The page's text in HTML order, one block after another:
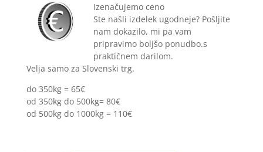
Izenačujemo ceno
Ste našli izdelek ugodneje? Pošljite
nam dokazilo, mi pa vam
pripravimo boljšo ponudbo.s
praktičnem darilom.
Velja samo za Slovenski trg.
do 350kg = 65€
od 350kg do 500kg= 80€
od 500kg do 1000kg = 110€